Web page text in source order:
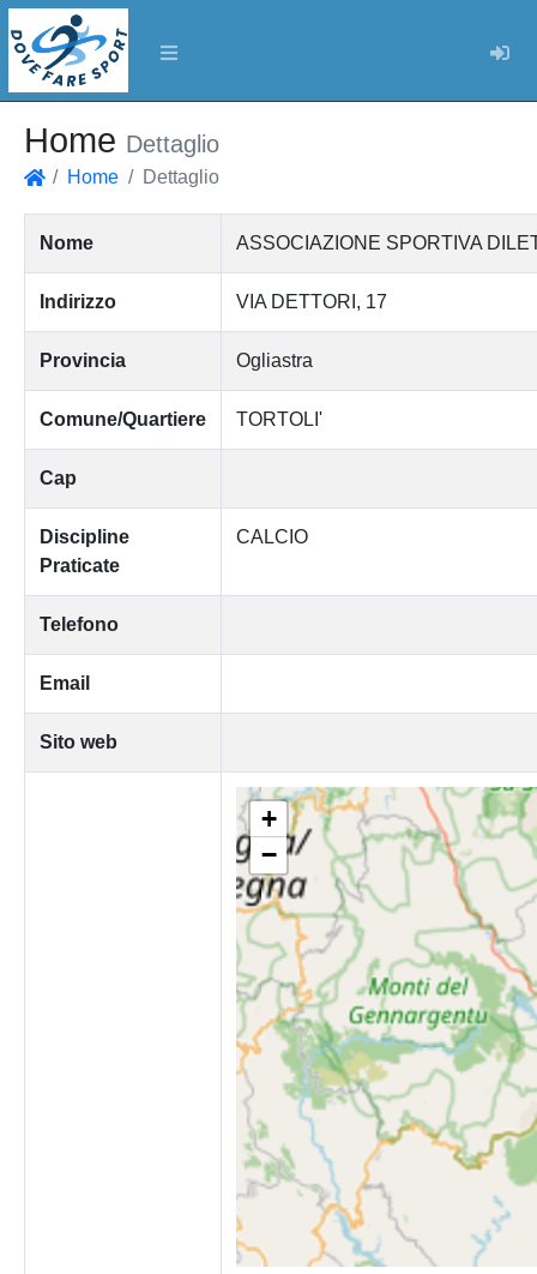
Home Dettaglio
Home Dettaglio
Nome ASSOCIAZIONE SPORTIVA
Indirizzo VIA DETTORI, 17
Provincia Ogliastra
Comune/Quartiere TORTOLI'
Cap
Discipline
Praticate
CALCIO
Telefono
Email
Sito web
+
−